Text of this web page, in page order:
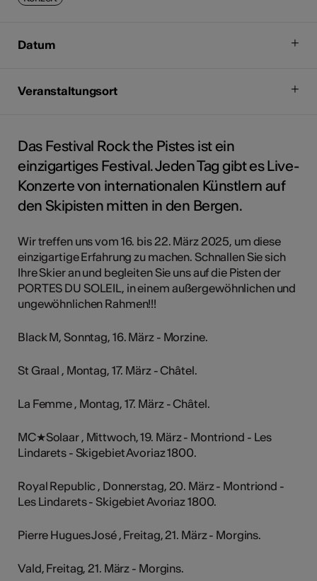
Datum
Veranstaltungsort
Das Festival Rock the Pistes ist ein
einzigartiges Festival. Jeden Tag gibt es Live-
Konzerte von internationalen Künstlern auf
den Skipisten mitten in den Bergen.
Wir treffen uns vom 16. bis 22. März 2025, um diese
einzigartige Erfahrung zu machen. Schnallen Sie sich
Ihre Skier an und begleiten Sie uns auf die Pisten der
PORTES DU SOLEIL, in einem außergewöhnlichen und
ungewöhnlichen Rahmen!!!
Black M, Sonntag, 16. März - Morzine.
St Graal , Montag, 17. März - Châtel.
La Femme , Montag, 17. März - Châtel.
MC★Solaar , Mittwoch, 19. März - Montriond - Les
Lindarets - Skigebiet Avoriaz 1800.
Royal Republic , Donnerstag, 20. März - Montriond -
Les Lindarets - Skigebiet Avoriaz 1800.
Pierre Hugues José , Freitag, 21. März - Morgins.
Vald, Freitag, 21. März - Morgins.